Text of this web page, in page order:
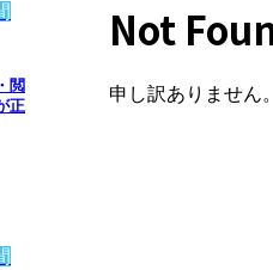
Not
申し訳ありません
閲
正